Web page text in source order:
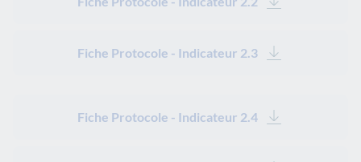
Fiche Protocole - Indicateur 2.3
Fiche Protocole - Indicateur 2.4